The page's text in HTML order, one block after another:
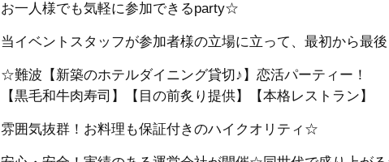
お一人様でも気軽に参加できるparty☆
当イベントスタッフが参加者様の立場に立って、最初から最
☆難波【新築のホテルダイニング貸切♪】恋活パーティー！
【黒毛和牛肉寿司】【目の前炙り提供】【本格レストラン】
雰囲気抜群！お料理も保証付きのハイクオリティ☆